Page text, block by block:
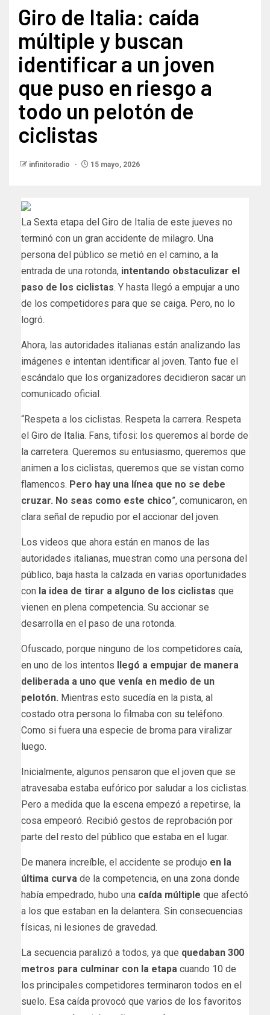
Giro de Italia: caída
múltiple y buscan
identificar a un joven
que puso en riesgo a
todo un pelotón de
ciclistas
infinitoradio 15 mayo, 2026
La Sexta etapa del Giro de Italia de este jueves no
terminó con un gran accidente de milagro. Una
persona del público se metió en el camino, a la
entrada de una rotonda, intentando obstaculizar el
paso de los ciclistas. Y hasta llegó a empujar a uno
de los competidores para que se caiga. Pero, no lo
logró.
Ahora, las autoridades italianas están analizando las
imágenes e intentan identificar al joven. Tanto fue el
escándalo que los organizadores decidieron sacar un
comunicado oficial.
“Respeta a los ciclistas. Respeta la carrera. Respeta
el Giro de Italia. Fans, tifosi: los queremos al borde de
la carretera. Queremos su entusiasmo, queremos que
animen a los ciclistas, queremos que se vistan como
flamencos. Pero hay una línea que no se debe
cruzar. No seas como este chico”, comunicaron, en
clara señal de repudio por el accionar del joven.
Los videos que ahora están en manos de las
autoridades italianas, muestran como una persona del
público, baja hasta la calzada en varias oportunidades
con la idea de tirar a alguno de los ciclistas que
vienen en plena competencia. Su accionar se
desarrolla en el paso de una rotonda.
Ofuscado, porque ninguno de los competidores caía,
en uno de los intentos llegó a empujar de manera
deliberada a uno que venía en medio de un
pelotón. Mientras esto sucedía en la pista, al
costado otra persona lo filmaba con su teléfono.
Como si fuera una especie de broma para viralizar
luego.
Inicialmente, algunos pensaron que el joven que se
atravesaba estaba eufórico por saludar a los ciclistas.
Pero a medida que la escena empezó a repetirse, la
cosa empeoró. Recibió gestos de reprobación por
parte del resto del público que estaba en el lugar.
De manera increíble, el accidente se produjo en la
última curva de la competencia, en una zona donde
había empedrado, hubo una caída múltiple que afectó
a los que estaban en la delantera. Sin consecuencias
físicas, ni lesiones de gravedad.
La secuencia paralizó a todos, ya que quedaban 300
metros para culminar con la etapa cuando 10 de
los principales competidores terminaron todos en el
suelo. Esa caída provocó que varios de los favoritos